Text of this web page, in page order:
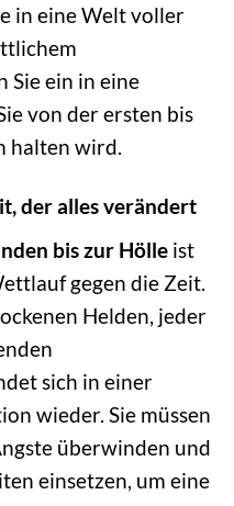
in eine Welt voller
Sie ein in eine
von der ersten bis
halten wird.
der alles verändert
bis zur Hölle ist
gegen die Zeit.
Helden, jeder
sich in einer
wieder. Sie müssen
überwinden und
einsetzen, um eine